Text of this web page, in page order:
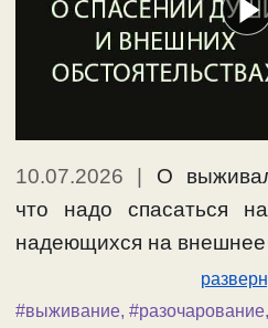
10.07.2026
О
что надо спасаться
надеющихся на
#выживание, #разочарование,